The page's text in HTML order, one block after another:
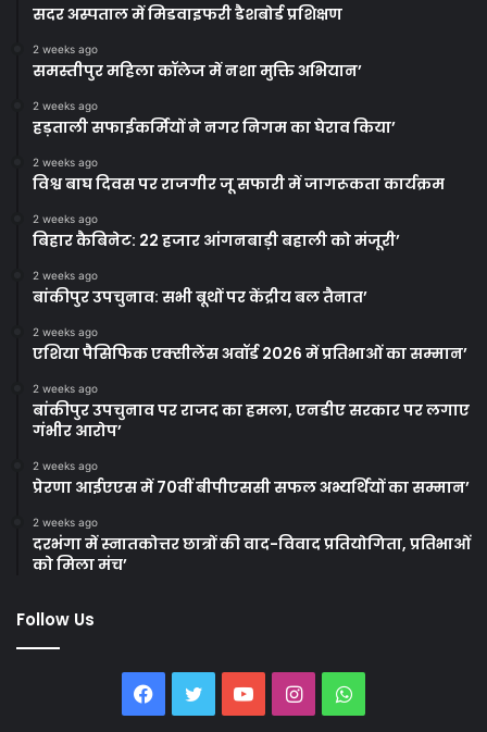
सदर अस्पताल में मिडवाइफरी डैशबोर्ड प्रशिक्षण
2 weeks ago
समस्तीपुर महिला कॉलेज में नशा मुक्ति अभियान’
2 weeks ago
हड़ताली सफाईकर्मियों ने नगर निगम का घेराव किया’
2 weeks ago
विश्व बाघ दिवस पर राजगीर जू सफारी में जागरूकता कार्यक्रम
2 weeks ago
बिहार कैबिनेट: 22 हजार आंगनबाड़ी बहाली को मंजूरी’
2 weeks ago
बांकीपुर उपचुनाव: सभी बूथों पर केंद्रीय बल तैनात’
2 weeks ago
एशिया पैसिफिक एक्सीलेंस अवॉर्ड 2026 में प्रतिभाओं का सम्मान’
2 weeks ago
बांकीपुर उपचुनाव पर राजद का हमला, एनडीए सरकार पर लगाए
गंभीर आरोप’
2 weeks ago
प्रेरणा आईएएस में 70वीं बीपीएससी सफल अभ्यर्थियों का सम्मान’
2 weeks ago
दरभंगा में स्नातकोत्तर छात्रों की वाद-विवाद प्रतियोगिता, प्रतिभाओं
को मिला मंच’
Follow Us
Facebook
TwitterYouTubeInstagramWhatsApp